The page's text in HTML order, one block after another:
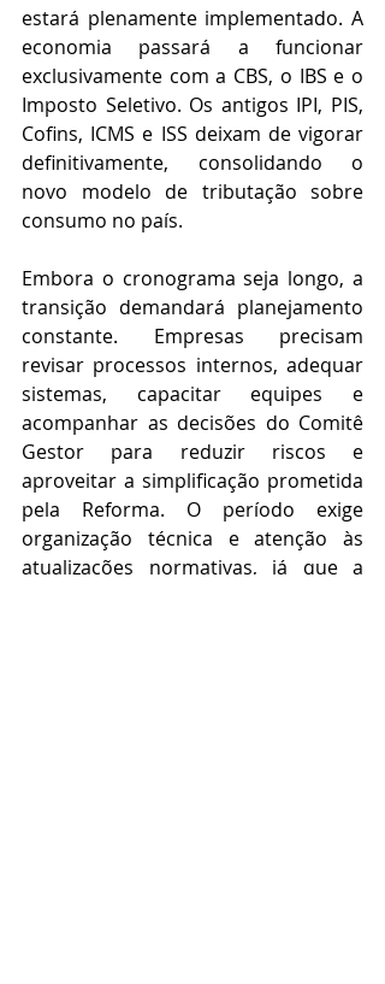
estará plenamente implementado. A
economia passará a funcionar
exclusivamente com a CBS, o IBS e o
Imposto Seletivo. Os antigos IPI, PIS,
Cofins, ICMS e ISS deixam de vigorar
definitivamente, consolidando o
novo modelo de tributação sobre
consumo no país.
Embora o cronograma seja longo, a
transição demandará planejamento
constante. Empresas precisam
revisar processos internos, adequar
sistemas, capacitar equipes e
acompanhar as decisões do Comitê
Gestor para reduzir riscos e
aproveitar a simplificação prometida
pela Reforma. O período exige
organização técnica e atenção às
atualizações normativas, já que a